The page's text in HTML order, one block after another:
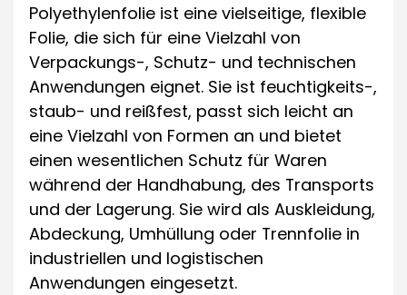
Polyethylenfolie ist eine vielseitige, flexible
Folie, die sich für eine Vielzahl von
Verpackungs-, Schutz- und technischen
Anwendungen eignet. Sie ist feuchtigkeits-,
staub- und reißfest, passt sich leicht an
eine Vielzahl von Formen an und bietet
einen wesentlichen Schutz für Waren
während der Handhabung, des Transports
und der Lagerung. Sie wird als Auskleidung,
Abdeckung, Umhüllung oder Trennfolie in
industriellen und logistischen
Anwendungen eingesetzt.